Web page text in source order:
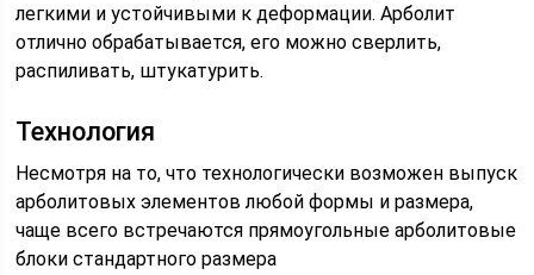
легкими и устойчивыми к деформации. Арболит
отлично обрабатывается, его можно сверлить,
распиливать, штукатурить.
Технология
Несмотря на то, что технологически возможен выпуск
арболитовых элементов любой формы и размера,
чаще всего встречаются прямоугольные арболитовые
блоки стандартного размера